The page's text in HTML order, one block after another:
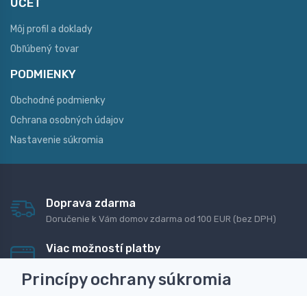
Môj profil a doklady
Obľúbený tovar
PODMIENKY
Obchodné podmienky
Ochrana osobných údajov
Nastavenie súkromia
Doprava zdarma
Doručenie k Vám domov zdarma od 100 EUR (bez DPH)
Viac možností platby
dobierku
Princípy ochrany súkromia